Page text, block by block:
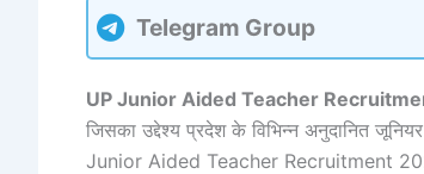
Telegram Group
UP Junior Aided Teacher
जिसका उद्देश्य प्रदेश के विभिन्न अनुदानित
Junior Aided Teacher Recruitment